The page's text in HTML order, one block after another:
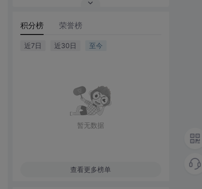
积分榜 荣誉榜
近7日 近30日 至今
暂无数据
查看更多榜单